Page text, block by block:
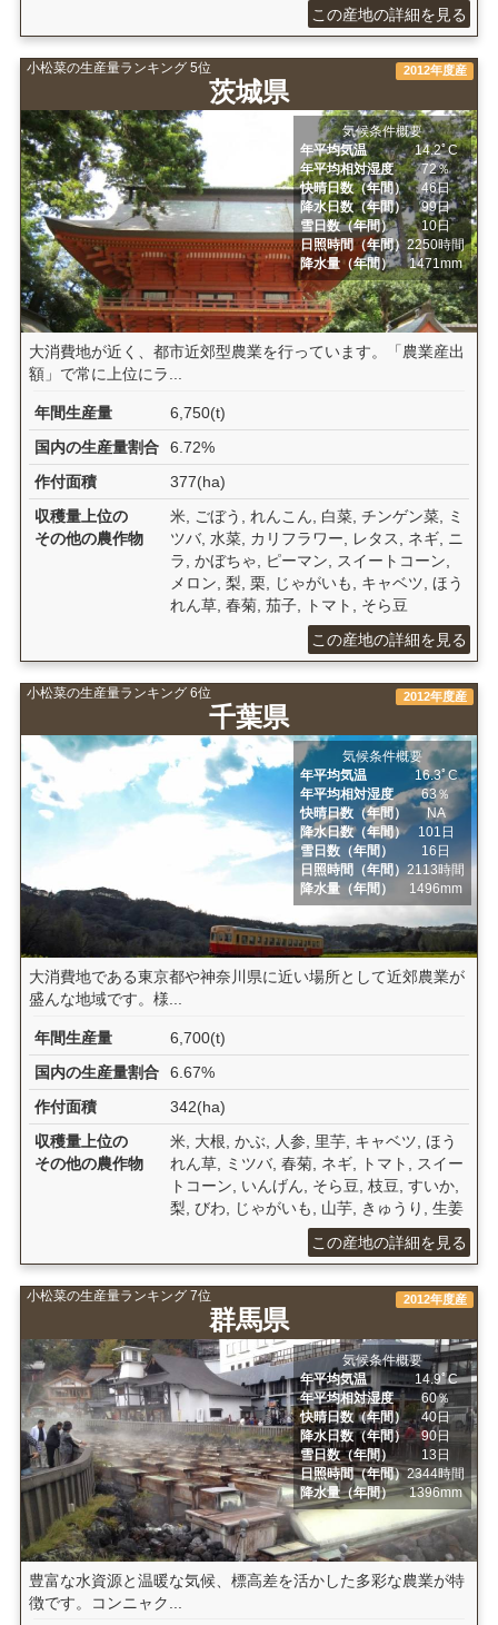
この産地の詳細を見る
小松菜の生産量ランキング 5位
茨城県
2012年度産
気候条件概要
年平均気温
14.2ﾟC
年平均相対湿度
72％
快晴日数（年間）
46日
降水日数（年間）
99日
雪日数（年間）
10日
日照時間（年間）2250時間
降水量（年間）
1471mm
大消費地が近く、都市近郊型農業を行っています。「農業産出
額」で常に上位にラ...
年間生産量
6,750(t)
国内の生産量割合
6.72%
作付面積
377(ha)
収穫量上位の
その他の農作物
米, ごぼう, れんこん, 白菜, チンゲン菜, ミ
ツバ, 水菜, カリフラワー, レタス, ネギ, ニ
ラ, かぼちゃ, ピーマン, スイートコーン,
メロン, 梨, 栗, じゃがいも, キャベツ, ほう
れん草, 春菊, 茄子, トマト, そら豆
この産地の詳細を見る
小松菜の生産量ランキング 6位
千葉県
2012年度産
気候条件概要
年平均気温
16.3ﾟC
年平均相対湿度
63％
快晴日数（年間）
NA
降水日数（年間）
101日
雪日数（年間）
16日
日照時間（年間）2113時間
降水量（年間）
1496mm
大消費地である東京都や神奈川県に近い場所として近郊農業が
盛んな地域です。様...
年間生産量
6,700(t)
国内の生産量割合
6.67%
作付面積
342(ha)
収穫量上位の
その他の農作物
米, 大根, かぶ, 人参, 里芋, キャベツ, ほう
れん草, ミツバ, 春菊, ネギ, トマト, スイー
トコーン, いんげん, そら豆, 枝豆, すいか,
梨, びわ, じゃがいも, 山芋, きゅうり, 生姜
この産地の詳細を見る
小松菜の生産量ランキング 7位
群馬県
2012年度産
気候条件概要
年平均気温
14.9ﾟC
年平均相対湿度
60％
快晴日数（年間）
40日
降水日数（年間）
90日
雪日数（年間）
13日
日照時間（年間）2344時間
降水量（年間）
1396mm
豊富な水資源と温暖な気候、標高差を活かした多彩な農業が特
徴です。コンニャク...